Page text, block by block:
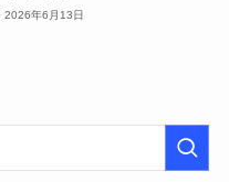
2026年6月13日